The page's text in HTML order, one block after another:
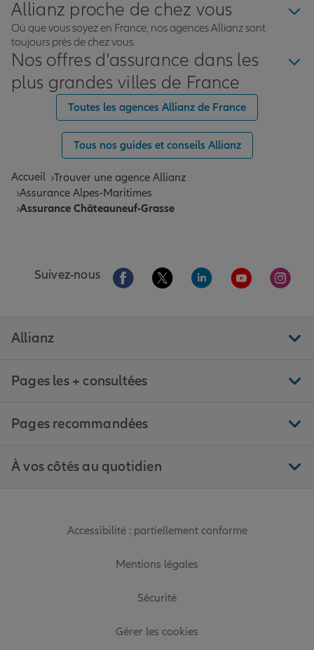
Allianz proche de chez vous
Où que vous soyez en France, nos agences Allianz sont
toujours près de chez vous.
Nos offres d'assurance dans les
plus grandes villes de France
Toutes les agences Allianz de France
Tous nos guides et conseils Allianz
Accueil Trouver une agence Allianz
Assurance Alpes-Maritimes
Assurance Châteauneuf-Grasse
Suivez-nous Aller sur la page Facebook de Allianz
Aller sur la page Twitter de
Aller sur la page
Aller sur la
Aller
Allianz
Pages les + consultées
Pages recommandées
À vos côtés au quotidien
Accessibilité : partiellement conforme
Mentions légales
Sécurité
Gérer les cookies